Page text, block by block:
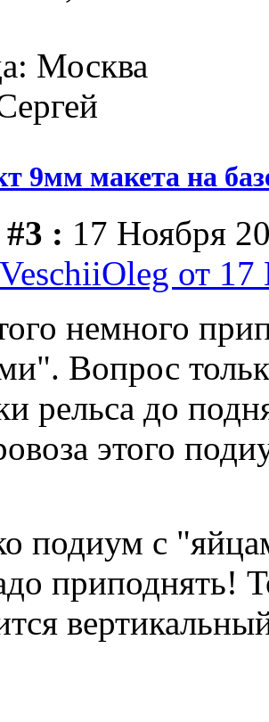
Москва
9мм макета на
: 17 Ноября
от
немного
Вопрос
рельса до
этого
подиум с
приподнять!